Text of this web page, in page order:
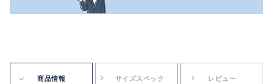
商品情報 サイズスペック レビュー